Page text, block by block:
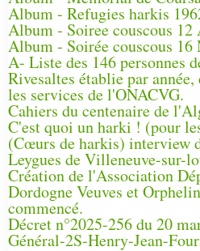
Album - Refugies harkis
Album - Soiree couscous
Album - Soirée couscous 16
A- Liste des 146 personnes
Rivesaltes établie par
les services de l'ONACVG.
Cahiers du centenaire de
C'est quoi un harki ! (pour
(Cœurs de harkis) interview
Leygues de Villeneuve-sur-
Création de l'Association
Dordogne Veuves et
commencé.
Décret n°2025-256 du 20
Général-2S-Henry-Jean-